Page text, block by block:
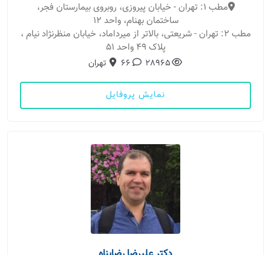
مطب 1: تهران - خیابان پیروزی، روبروی بیمارستان فجر،
ساختمان بهنام، واحد 12
مطب 2: تهران - شریعتی، بالاتر از میرداماد، خیابان منظرنژاد نیام ،
پلاک ۴۹ واحد ۵۱
28965
66 تهران
نمایش پروفایل